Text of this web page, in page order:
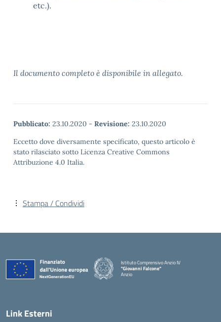
etc.).
Il documento completo è disponibile in allegato.
Pubblicato: 23.10.2020 - Revisione: 23.10.2020
Eccetto dove diversamente specificato, questo articolo è
stato rilasciato sotto Licenza Creative Commons
Attribuzione 4.0 Italia.
Stampa / Condividi
Istituto Comprensivo Anzio IV
"Giovanni Falcone"
Anzio
Link Esterni